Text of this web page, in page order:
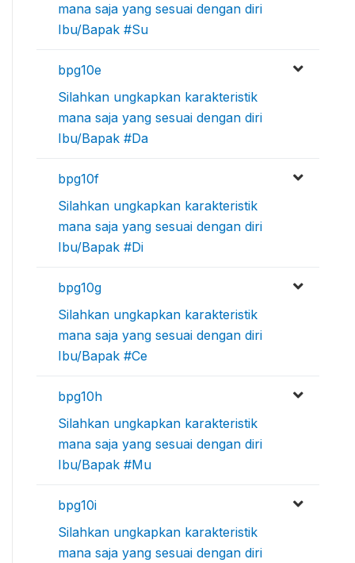
mana saja yang sesuai dengan diri
Ibu/Bapak #Su
bpg10e
Silahkan ungkapkan karakteristik
mana saja yang sesuai dengan diri
Ibu/Bapak #Da
bpg10f
Silahkan ungkapkan karakteristik
mana saja yang sesuai dengan diri
Ibu/Bapak #Di
bpg10g
Silahkan ungkapkan karakteristik
mana saja yang sesuai dengan diri
Ibu/Bapak #Ce
bpg10h
Silahkan ungkapkan karakteristik
mana saja yang sesuai dengan diri
Ibu/Bapak #Mu
bpg10i
Silahkan ungkapkan karakteristik
mana saja yang sesuai dengan diri